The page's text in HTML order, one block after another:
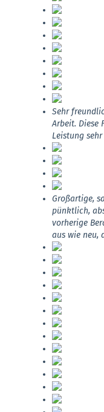
Sehr
Arbeit. Diese
Leistung
Großartige,
pünktlich,
vorherige
aus wie neu,